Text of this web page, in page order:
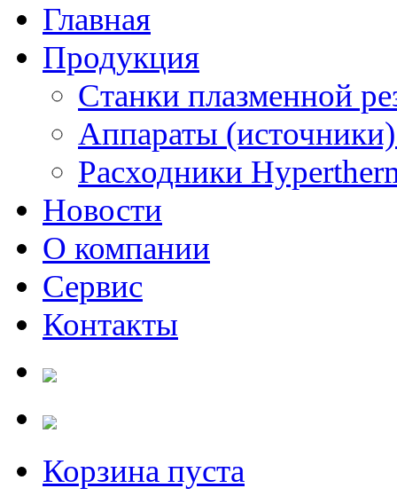
Главная
Продукция
Станки плазменной
Аппараты
Расходники
Новости
О компании
Сервис
Контакты
Корзина пуста